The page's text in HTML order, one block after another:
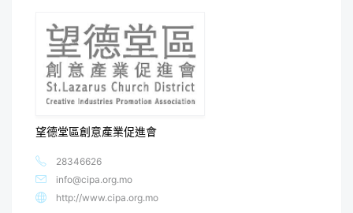
望德堂區創意產業促進會
28346626
info@cipa.org.mo
http://www.cipa.org.mo